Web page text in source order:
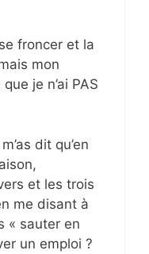
froncer et la
mon
je n’ai PAS
dit qu’en
et les trois
me disant à
« sauter en
un emploi ?